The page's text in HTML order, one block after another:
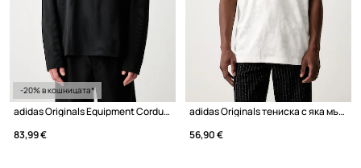
-20% в кошницата*
adidas Originals Equipment Cordura блуза с дълги ръкави мъжка
83,99 €
adidas Originals тениска с яка мъжка
56,90 €